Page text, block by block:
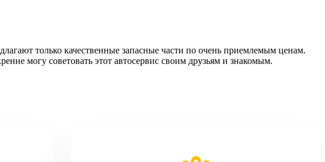
только качественные запасные части по очень приемлемым ценам.
могу советовать этот автосервис своим друзьям и знакомым.